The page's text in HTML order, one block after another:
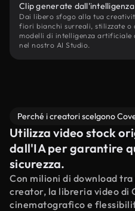
Clip generate
Dai libero sfogo alla tua
fiori bianchi surreali, stilizzate o
modelli di intelligenza artificiale
nel nostro AI Studio.
Perché i creatori scelgono
Utilizza video stock
dall'IA per garantire
sicurezza.
Con milioni di download
creator, la libreria video di
cinematografico e